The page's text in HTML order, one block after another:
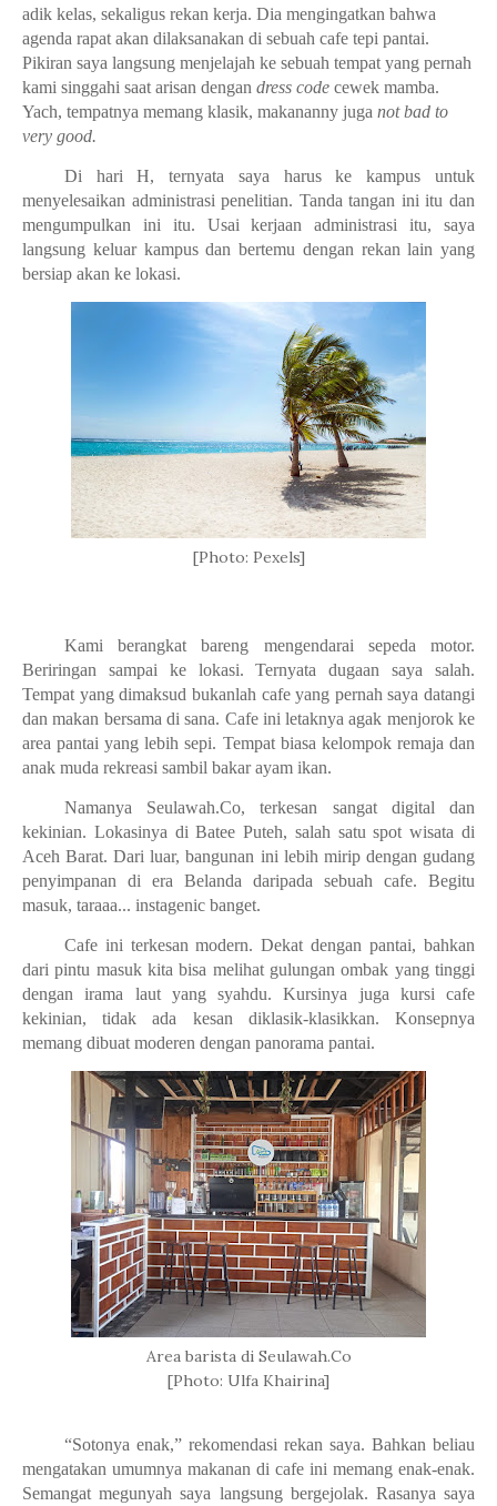
adik kelas, sekaligus rekan kerja. Dia mengingatkan bahwa
agenda rapat akan dilaksanakan di sebuah cafe tepi pantai.
Pikiran saya langsung menjelajah ke sebuah tempat yang pernah
kami singgahi saat arisan dengan dress code cewek mamba.
Yach, tempatnya memang klasik, makananny juga not bad to
very good.
Di hari H, ternyata saya harus ke kampus untuk
menyelesaikan administrasi penelitian. Tanda tangan ini itu dan
mengumpulkan ini itu. Usai kerjaan administrasi itu, saya
langsung keluar kampus dan bertemu dengan rekan lain yang
bersiap akan ke lokasi.
[Photo: Pexels]
Kami berangkat bareng mengendarai sepeda motor.
Beriringan sampai ke lokasi. Ternyata dugaan saya salah.
Tempat yang dimaksud bukanlah cafe yang pernah saya datangi
dan makan bersama di sana. Cafe ini letaknya agak menjorok ke
area pantai yang lebih sepi. Tempat biasa kelompok remaja dan
anak muda rekreasi sambil bakar ayam ikan.
Namanya Seulawah.Co, terkesan sangat digital dan
kekinian. Lokasinya di Batee Puteh, salah satu spot wisata di
Aceh Barat. Dari luar, bangunan ini lebih mirip dengan gudang
penyimpanan di era Belanda daripada sebuah cafe. Begitu
masuk, taraaa... instagenic banget.
Cafe ini terkesan modern. Dekat dengan pantai, bahkan
dari pintu masuk kita bisa melihat gulungan ombak yang tinggi
dengan irama laut yang syahdu. Kursinya juga kursi cafe
kekinian, tidak ada kesan diklasik-klasikkan. Konsepnya
memang dibuat moderen dengan panorama pantai.
Area barista di Seulawah.Co
[Photo: Ulfa Khairina]
“Sotonya enak,” rekomendasi rekan saya. Bahkan beliau
mengatakan umumnya makanan di cafe ini memang enak-enak.
Semangat megunyah saya langsung bergejolak. Rasanya saya